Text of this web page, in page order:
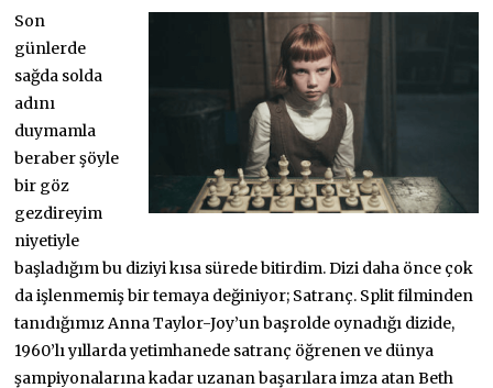
Son
günlerde
sağda solda
adını
duymamla
beraber şöyle
bir göz
gezdireyim
niyetiyle
başladığım bu diziyi kısa sürede bitirdim. Dizi daha önce çok
da işlenmemiş bir temaya değiniyor; Satranç. Split filminden
tanıdığımız Anna Taylor-Joy’un başrolde oynadığı dizide,
1960’lı yıllarda yetimhanede satranç öğrenen ve dünya
şampiyonalarına kadar uzanan başarılara imza atan Beth